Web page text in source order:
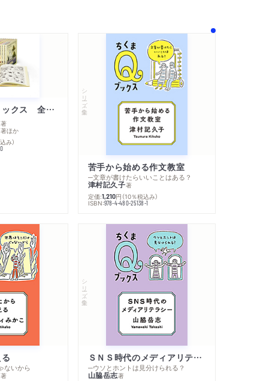
ムーミン・コミックス 全１４巻セット
著
著ほか
み）
シリーズ・全集
苦手から始める作文教室
─文章が書けたらいいことはある？
津村記久子著
定価:1,210円 （10％税込み）
ISBN:978-4-480-25138-1
ないから
著
シリーズ・全集
ＳＮＳ時代のメディアリテラシー
─ウソとホントは見分けられる？
山脇岳志著